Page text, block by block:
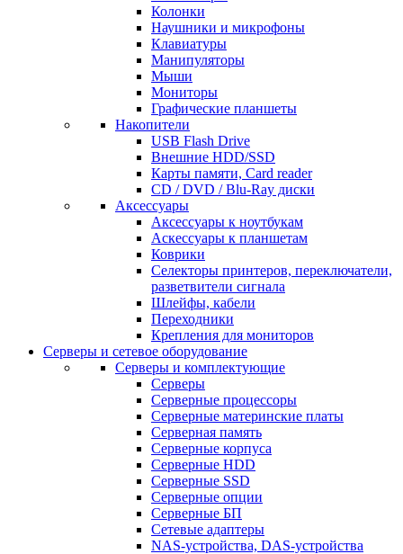
Колонки
Наушники и микрофоны
Клавиатуры
Манипуляторы
Мыши
Мониторы
Графические планшеты
Накопители
USB Flash Drive
Внешние HDD/SSD
Карты памяти, Card reader
CD / DVD / Blu-Ray диски
Аксессуары
Аксессуары к ноутбукам
Аскессуары к планшетам
Коврики
Селекторы принтеров, переключатели,
разветвители сигнала
Шлейфы, кабели
Переходники
Крепления для мониторов
Серверы и сетевое оборудование
Серверы и комплектующие
Серверы
Серверные процессоры
Серверные материнские платы
Серверная память
Серверные корпуса
Серверные HDD
Серверные SSD
Серверные опции
Серверные БП
Сетевые адаптеры
NAS-устройства, DAS-устройства